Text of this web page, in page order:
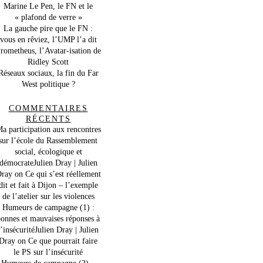
Marine Le Pen, le FN et le
« plafond de verre »
La gauche pire que le FN :
vous en rêviez, l’UMP l’a dit
l’Avatar-isation de
Ridley Scott
sociaux, la fin du Far
West politique ?
COMMENTAIRES
RÉCENTS
participation aux rencontres
l’école du Rassemblement
social, écologique et
démocrateJulien Dray | Julien
on Ce qui s’est réellement
et fait à Dijon – l’exemple
de l’atelier sur les violences
Humeurs de campagne (1) :
et mauvaises réponses à
Dray | Julien
on Ce que pourrait faire
le PS sur l’insécurité